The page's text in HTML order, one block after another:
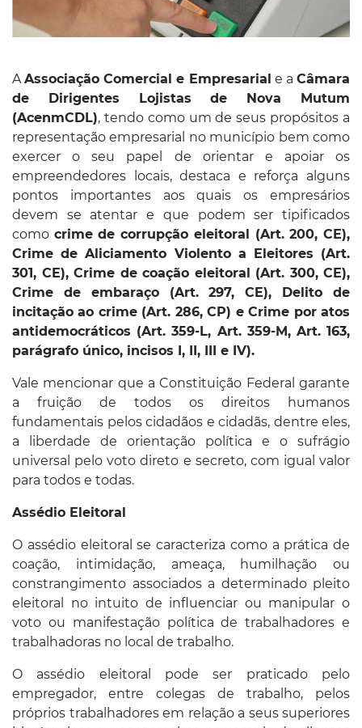
AAssociação Comercial e Empresarial e aCâmara
de Dirigentes Lojistas de Nova Mutum
(AcenmCDL), tendo como um de seus propósitos a
representação empresarial no município bem como
exercer o seu papel de orientar e apoiar os
empreendedores locais, destaca e reforça alguns
pontos importantes aos quais os empresários
devem se atentar e que podem ser tipificados
como crime de corrupção eleitoral (Art. 200, CE),
Crime de Aliciamento Violento a Eleitores (Art.
301, CE), Crime de coação eleitoral (Art. 300, CE),
Crime de embaraço (Art. 297, CE), Delito de
incitação ao crime (Art. 286, CP) e Crime por atos
antidemocráticos (Art. 359-L, Art. 359-M, Art. 163,
parágrafo único, incisos I, II, III e IV).
Vale mencionar que a Constituição Federal garante
a fruição de todos os direitos humanos
fundamentais pelos cidadãos e cidadãs, dentre eles,
a liberdade de orientação política e o sufrágio
universal pelo voto direto e secreto, com igual valor
para todos e todas.
Assédio Eleitoral
O assédio eleitoral se caracteriza como a prática de
coação, intimidação, ameaça, humilhação ou
constrangimento associados a determinado pleito
eleitoral no intuito de influenciar ou manipular o
voto ou manifestação política de trabalhadores e
trabalhadoras no local de trabalho.
O assédio eleitoral pode ser praticado pelo
empregador, entre colegas de trabalho, pelos
próprios trabalhadores em relação a seus superiores